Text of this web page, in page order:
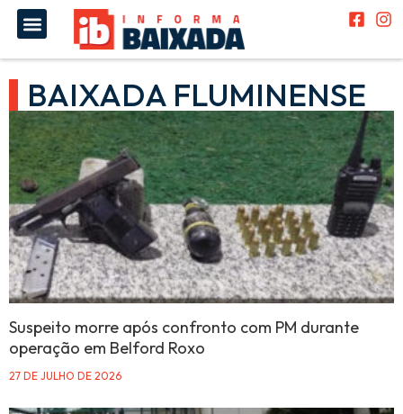
BAIXADA FLUMINENSE
Suspeito morre após confronto com PM durante
operação em Belford Roxo
27 DE JULHO DE 2026